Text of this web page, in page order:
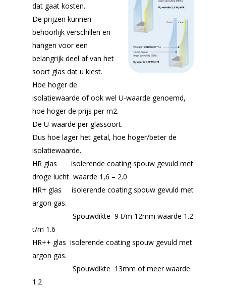
dat gaat kosten.
De prijzen kunnen
behoorlijk verschillen en
hangen voor een
belangrijk deel af van het
soort glas dat u kiest.
Hoe hoger de
isolatiewaarde of ook wel U-waarde genoemd,
hoe hoger de prijs per m2.
De U-waarde per glassoort.
Dus hoe lager het getal, hoe hoger/beter de
isolatiewaarde.
HR glas isolerende coating spouw gevuld met
droge lucht waarde 1,6 – 2.0
HR+ glas isolerende coating spouw gevuld met
argon gas.
Spouwdikte 9 t/m 12mm waarde 1.2
t/m 1.6
HR++ glas isolerende coating spouw gevuld met
argon gas.
Spouwdikte 13mm of meer waarde
1.2